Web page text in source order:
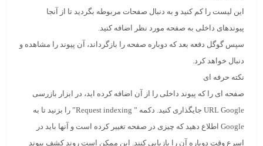
این لیست را کم کنید و به دنبال صفحات مربوطه بگردید تا از آنجا
پیوندهای داخلی به صفحه مورد نظر اضافه کنید.
سپس گوگل دفعه بعد که دوباره صفحه را بازگرداند، آن پیوند را مشاهده و
دنبال خواهد کرد.
نکته حرفه ای
صفحه ای را که پیوند داخلی را از آن اضافه کرده اید، در ابزار بازرسی
URL Google جایگذاری کنید. دکمه ” Request indexing” را بزنید تا به
Google اطلاع دهید که چیزی در صفحه تغییر کرده است و آنها باید در
اسرع وقت دوباره آن را بازیابی کنند. این ممکن است روند کشف پیوند